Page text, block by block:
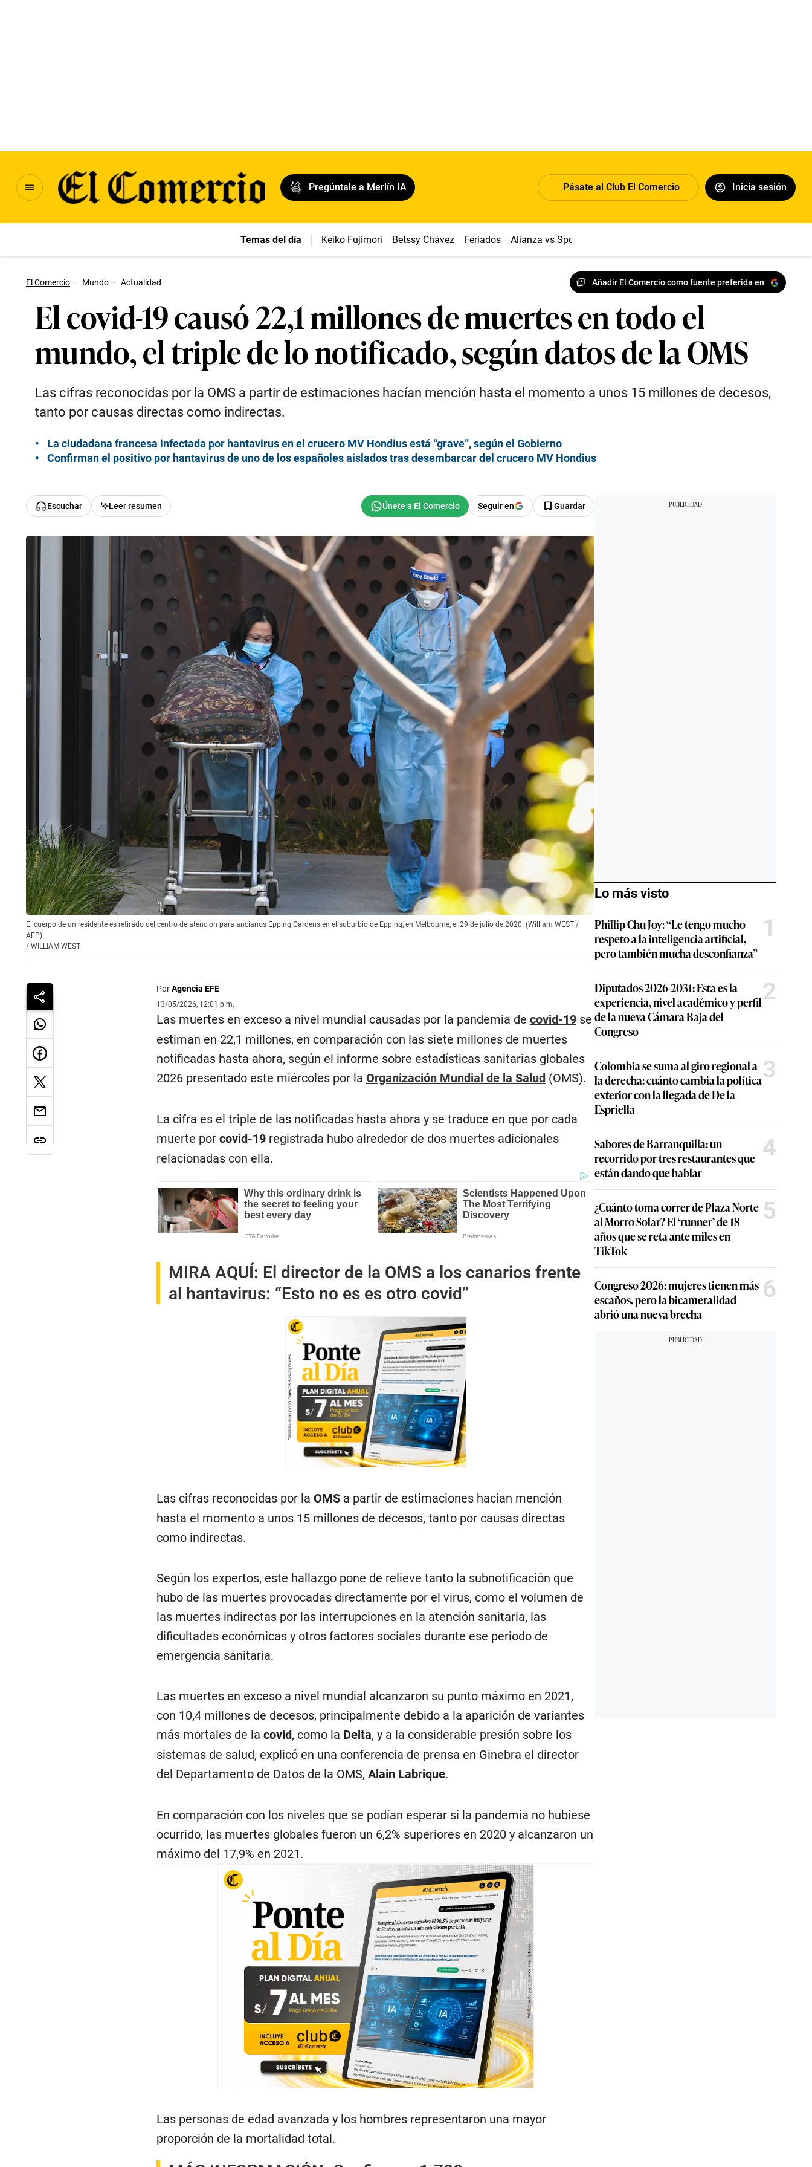
Pregúntale a Merlín IA Pásate al Club El Comercio Inicia sesión
Temas del día Keiko Fujimori Betssy Chávez Feriados Alianza vs Sport Boys
El Comercio · Mundo · Actualidad Añadir El Comercio como fuente preferida en
El covid-19 causó 22,1 millones de muertes en todo el
mundo, el triple de lo notificado, según datos de la OMS
Las cifras reconocidas por la OMS a partir de estimaciones hacían mención hasta el momento a unos 15 millones de decesos,
tanto por causas directas como indirectas.
La ciudadana francesa infectada por hantavirus en el crucero MV Hondius está “grave”, según el Gobierno
Confirman el positivo por hantavirus de uno de los españoles aislados tras desembarcar del crucero MV Hondius
Escuchar Leer resumen Seguir en Guardar
El cuerpo de un residente es retirado del centro de atención para ancianos Epping Gardens en el suburbio de Epping, en Melbourne, el 29 de julio de 2020. (William WEST /
AFP)
/ WILLIAM WEST
PorAgencia EFE
13/05/2026, 12:01 p.m.
Las muertes en exceso a nivel mundial causadas por la pandemia de covid-19se
estiman en 22,1 millones, en comparación con las siete millones de muertes
notificadas hasta ahora, según el informe sobre estadísticas sanitarias globales
2026 presentado este miércoles por la Organización Mundial de la Salud(OMS).
La cifra es el triple de las notificadas hasta ahora y se traduce en que por cada
muerte por covid-19registrada hubo alrededor de dos muertes adicionales
relacionadas con ella.
MIRA AQUÍ: El director de la OMS a los canarios frente
al hantavirus: “Esto no es es otro covid”
Las cifras reconocidas por la OMSa partir de estimaciones hacían mención
hasta el momento a unos 15 millones de decesos, tanto por causas directas
como indirectas.
Según los expertos, este hallazgo pone de relieve tanto la subnotificación que
hubo de las muertes provocadas directamente por el virus, como el volumen de
las muertes indirectas por las interrupciones en la atención sanitaria, las
dificultades económicas y otros factores sociales durante ese periodo de
emergencia sanitaria.
Las muertes en exceso a nivel mundial alcanzaron su punto máximo en 2021,
con 10,4 millones de decesos, principalmente debido a la aparición de variantes
más mortales de la covid, como la Delta, y a la considerable presión sobre los
sistemas de salud, explicó en una conferencia de prensa en Ginebra el director
del Departamento de Datos de la OMS, Alain Labrique.
En comparación con los niveles que se podían esperar si la pandemia no hubiese
ocurrido, las muertes globales fueron un 6,2% superiores en 2020 y alcanzaron un
máximo del 17,9% en 2021.
Las personas de edad avanzada y los hombres representaron una mayor
proporción de la mortalidad total.
Lo más visto
Phillip Chu Joy: “Le tengo mucho
respeto a la inteligencia artificial,
pero también mucha desconfianza”
1
Diputados 2026-2031: Esta es la
experiencia, nivel académico y perfil
de la nueva Cámara Baja del
Congreso
2
Colombia se suma al giro regional a
la derecha: cuánto cambia la política
exterior con la llegada de De la
Espriella
3
Sabores de Barranquilla: un
recorrido por tres restaurantes que
están dando que hablar
4
¿Cuánto toma correr de Plaza Norte
al Morro Solar? El ‘runner’ de 18
años que se reta ante miles en
TikTok
5
Congreso 2026: mujeres tienen más
escaños, pero la bicameralidad
abrió una nueva brecha
6